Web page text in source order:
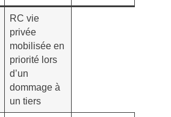
RC vie
privée
mobilisée en
priorité lors
d’un
dommage à
un tiers